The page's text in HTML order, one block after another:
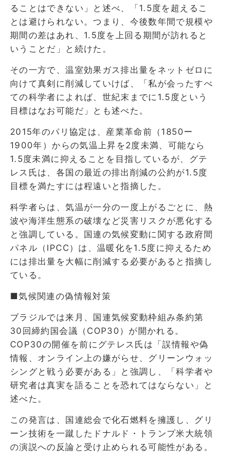
ることはできない」と述べ、「1.5度を超えるこ
とは避けられない。つまり、今後数年間で規模や
期間の差はあれ、1.5度を上回る期間が訪れると
いうことだ」と続けた。
その一方で、温室効果ガス排出量をネットゼロに
向けて真剣に削減していけば、「私が会ったすべ
ての科学者によれば、世紀末までに1.5度という
目標はなお可能だ」とも述べた。
2015年のパリ協定は、産業革命前（1850ー
1900年）からの気温上昇を2度未満、可能なら
1.5度未満に抑えることを目指しているが、グテ
レス氏は、各国の最近の排出削減の公約が1.5度
目標を満たすには程遠いと指摘した。
科学者らは、気温が一分の一度上がるごとに、熱
波や海洋生態系の破壊など災害リスクが悪化する
と強調している。国連の気候変動に関する政府間
パネル（IPCC）は、温暖化を1.5度に抑えるため
には排出量を大幅に削減する必要があると指摘し
ている。
■気候関連の偽情報対策
ブラジルでは来月、国連気候変動枠組み条約第
30回締約国会議（COP30）が開かれる。
COP30の開催を前にグテレス氏は「誤情報や偽
情報、オンライン上の嫌がらせ、グリーンウォッ
シングと戦う必要がある」と強調し、「科学者や
研究者は真実を語ることを恐れてはならない」と
述べた。
この発言は、国連総会で化石燃料を擁護し、グリ
ーン技術を一蹴したドナルド・トランプ米大統領
の演説への反論と受け止められる可能性がある。